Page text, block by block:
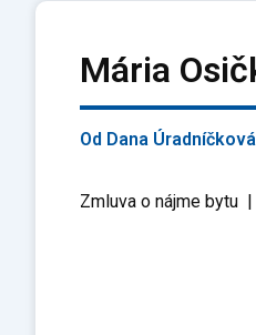
Mária
Od Dana Úradníčková
Zmluva o nájme bytu